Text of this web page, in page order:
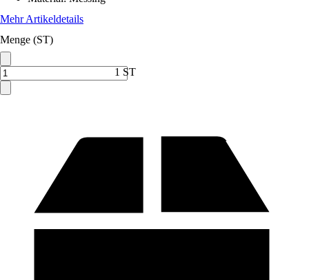
Mehr Artikeldetails
Menge (ST)
1 ST